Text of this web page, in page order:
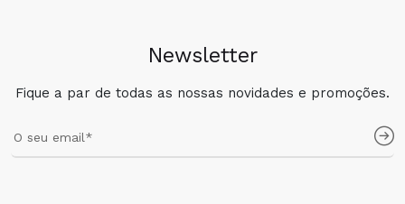
Newsletter
Fique a par de todas as nossas novidades e promoções.